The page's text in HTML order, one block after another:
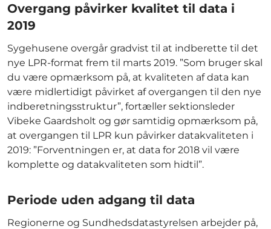
Overgang påvirker kvalitet til data i
2019
Sygehusene overgår gradvist til at indberette til det
nye LPR-format frem til marts 2019. ”Som bruger skal
du være opmærksom på, at kvaliteten af data kan
være midlertidigt påvirket af overgangen til den nye
indberetningsstruktur”, fortæller sektionsleder
Vibeke Gaardsholt og gør samtidig opmærksom på,
at overgangen til LPR kun påvirker datakvaliteten i
2019: ”Forventningen er, at data for 2018 vil være
komplette og datakvaliteten som hidtil”.
Periode uden adgang til data
Regionerne og Sundhedsdatastyrelsen arbejder på,